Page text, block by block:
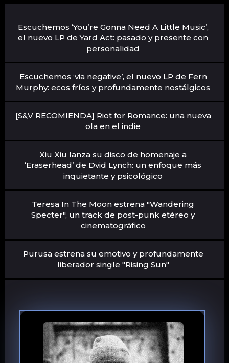
Escuchemos ‘You’re Gonna Need A Little Music’,
el nuevo LP de Yard Act: pasado y presente con
personalidad
Escuchemos ‘via negative’, el nuevo LP de Fern
Murphy: ecos fríos y profundamente nostálgicos
[S&V RECOMIENDA] Riot for Romance: una nueva
ola en el indie
Xiu Xiu lanza su disco de homenaje a
‘Eraserhead’ de Dvid Lynch: un enfoque más
inquietante y psicológico
Teresa In The Moon estrena "Wandering
Specter", un track de post-punk etéreo y
cinematográfico
Purusa estrena su emotivo y profundamente
liberador single "Rising Sun"